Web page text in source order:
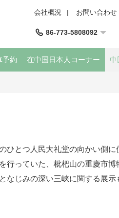
会社概況 | お問い合わせ
86-773-5808092
予約 在中国日本人コーナー 中
ひとつ人民大礼堂の向かい側
行っていた、枇杷山の重慶市
なじみの深い三峡に関する展示